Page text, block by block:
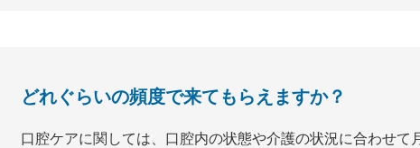
どれぐらいの頻度で来てもらえますか？
口腔ケアに関しては、口腔内の状態や介護の状況に合わせて